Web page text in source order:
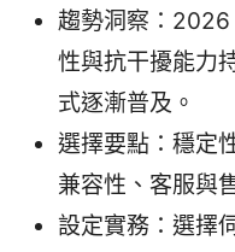
趨勢洞察：2026
性與抗干擾能力
式逐漸普及。
選擇要點：穩定
兼容性、客服與
設定實務：選擇